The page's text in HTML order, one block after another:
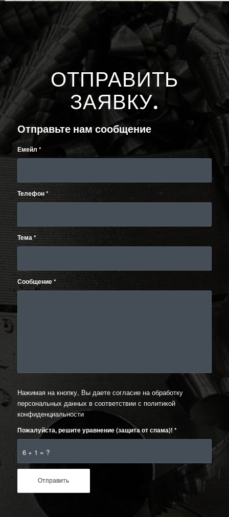
ОТПРАВИТЬ
ЗАЯВКУ.
Отправьте нам сообщение
Емейл *
Телефон*
Тема*
Сообщение*
Нажимая на кнопку, Вы даете согласие на обработку
персональных данных в соответствии с политикой
конфиденциальности
6 + 1 = ?
Пожалуйста, решите уравнение (защита от спама)! *